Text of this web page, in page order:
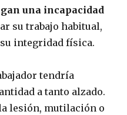
una incapacidad
su trabajo habitual,
integridad física.
tendría
a tanto alzado.
lesión, mutilación o